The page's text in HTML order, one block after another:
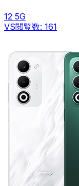
12 5G
VS閲覧数: 161